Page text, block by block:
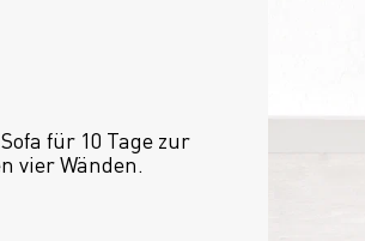
für 10 Tage zur
vier Wänden.